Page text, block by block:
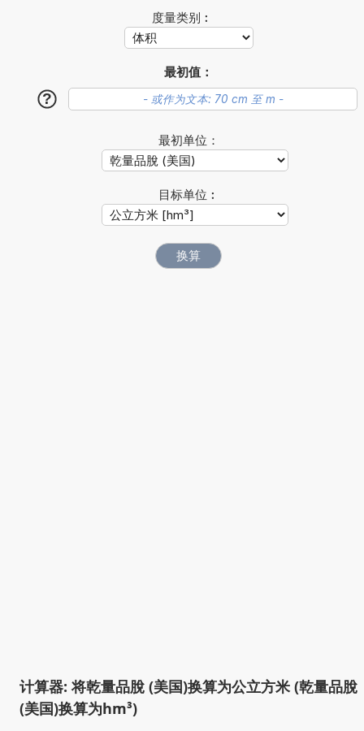
度量类别︰
最初值：
?
最初单位：
目标单位︰
计算器: 将乾量品脫 (美国)换算为公立方米 (乾量品脫
(美国)换算为hm³)